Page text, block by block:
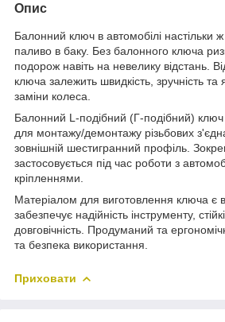
Опис
Балонний ключ в автомобілі настільки
паливо в баку. Без балонного ключа
подорож навіть на невелику відстань.
ключа залежить швидкість, зручність та
заміни колеса.
Балонний L-подібний (Г-подібний)
для монтажу/демонтажу різьбових
зовнішній шестигранний профіль.
застосовується під час роботи з
кріпленнями.
Матеріалом для виготовлення ключа є
забезпечує надійність інструменту,
довговічність. Продуманий та
та безпека використання.
Приховати